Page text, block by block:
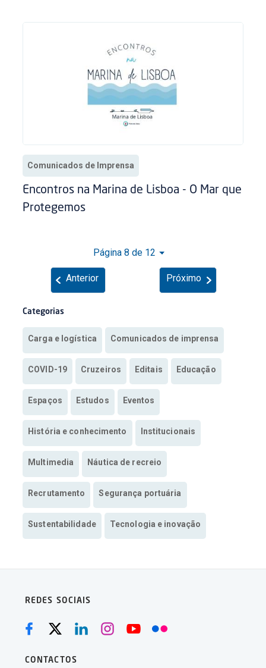
Comunicados de Imprensa
Encontros na Marina de Lisboa - O Mar que
Protegemos
Página 8 de 12
Anterior Próximo
Categorias
Carga e logística Comunicados de imprensa
COVID-19 Cruzeiros Editais Educação
Espaços Estudos Eventos
História e conhecimento Institucionais
Multimedia Náutica de recreio
Recrutamento Segurança portuária
Sustentabilidade Tecnologia e inovação
REDES SOCIAIS
CONTACTOS